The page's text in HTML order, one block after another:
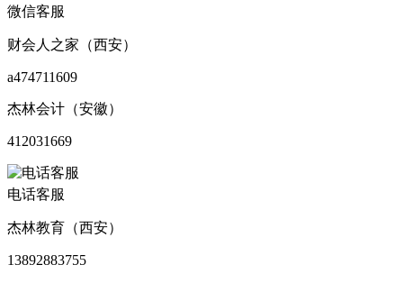
微信客服
财会人之家（西安）
a474711609
杰林会计（安徽）
412031669
电话客服
杰林教育（西安）
13892883755